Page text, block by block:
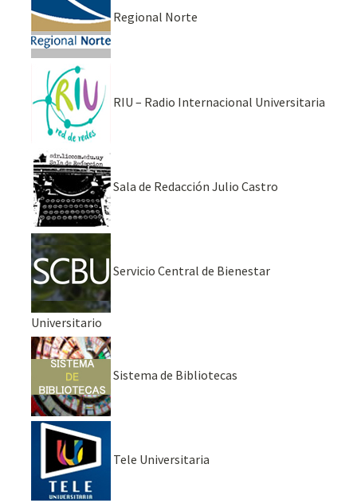
Regional Norte
RIU – Radio Internacional Universitaria
Sala de Redacción Julio Castro
Servicio Central de Bienestar
Universitario
Sistema de Bibliotecas
Tele Universitaria